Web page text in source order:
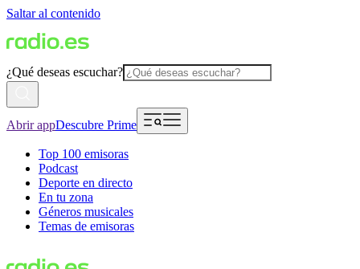
Saltar al contenido
¿Qué deseas escuchar?
Abrir appDescubre Prime
Top 100 emisoras
Podcast
Deporte en directo
En tu zona
Géneros musicales
Temas de emisoras